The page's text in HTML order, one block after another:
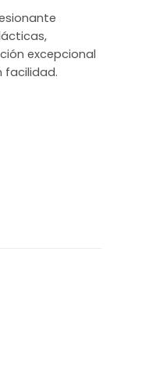
excepcional
facilidad.